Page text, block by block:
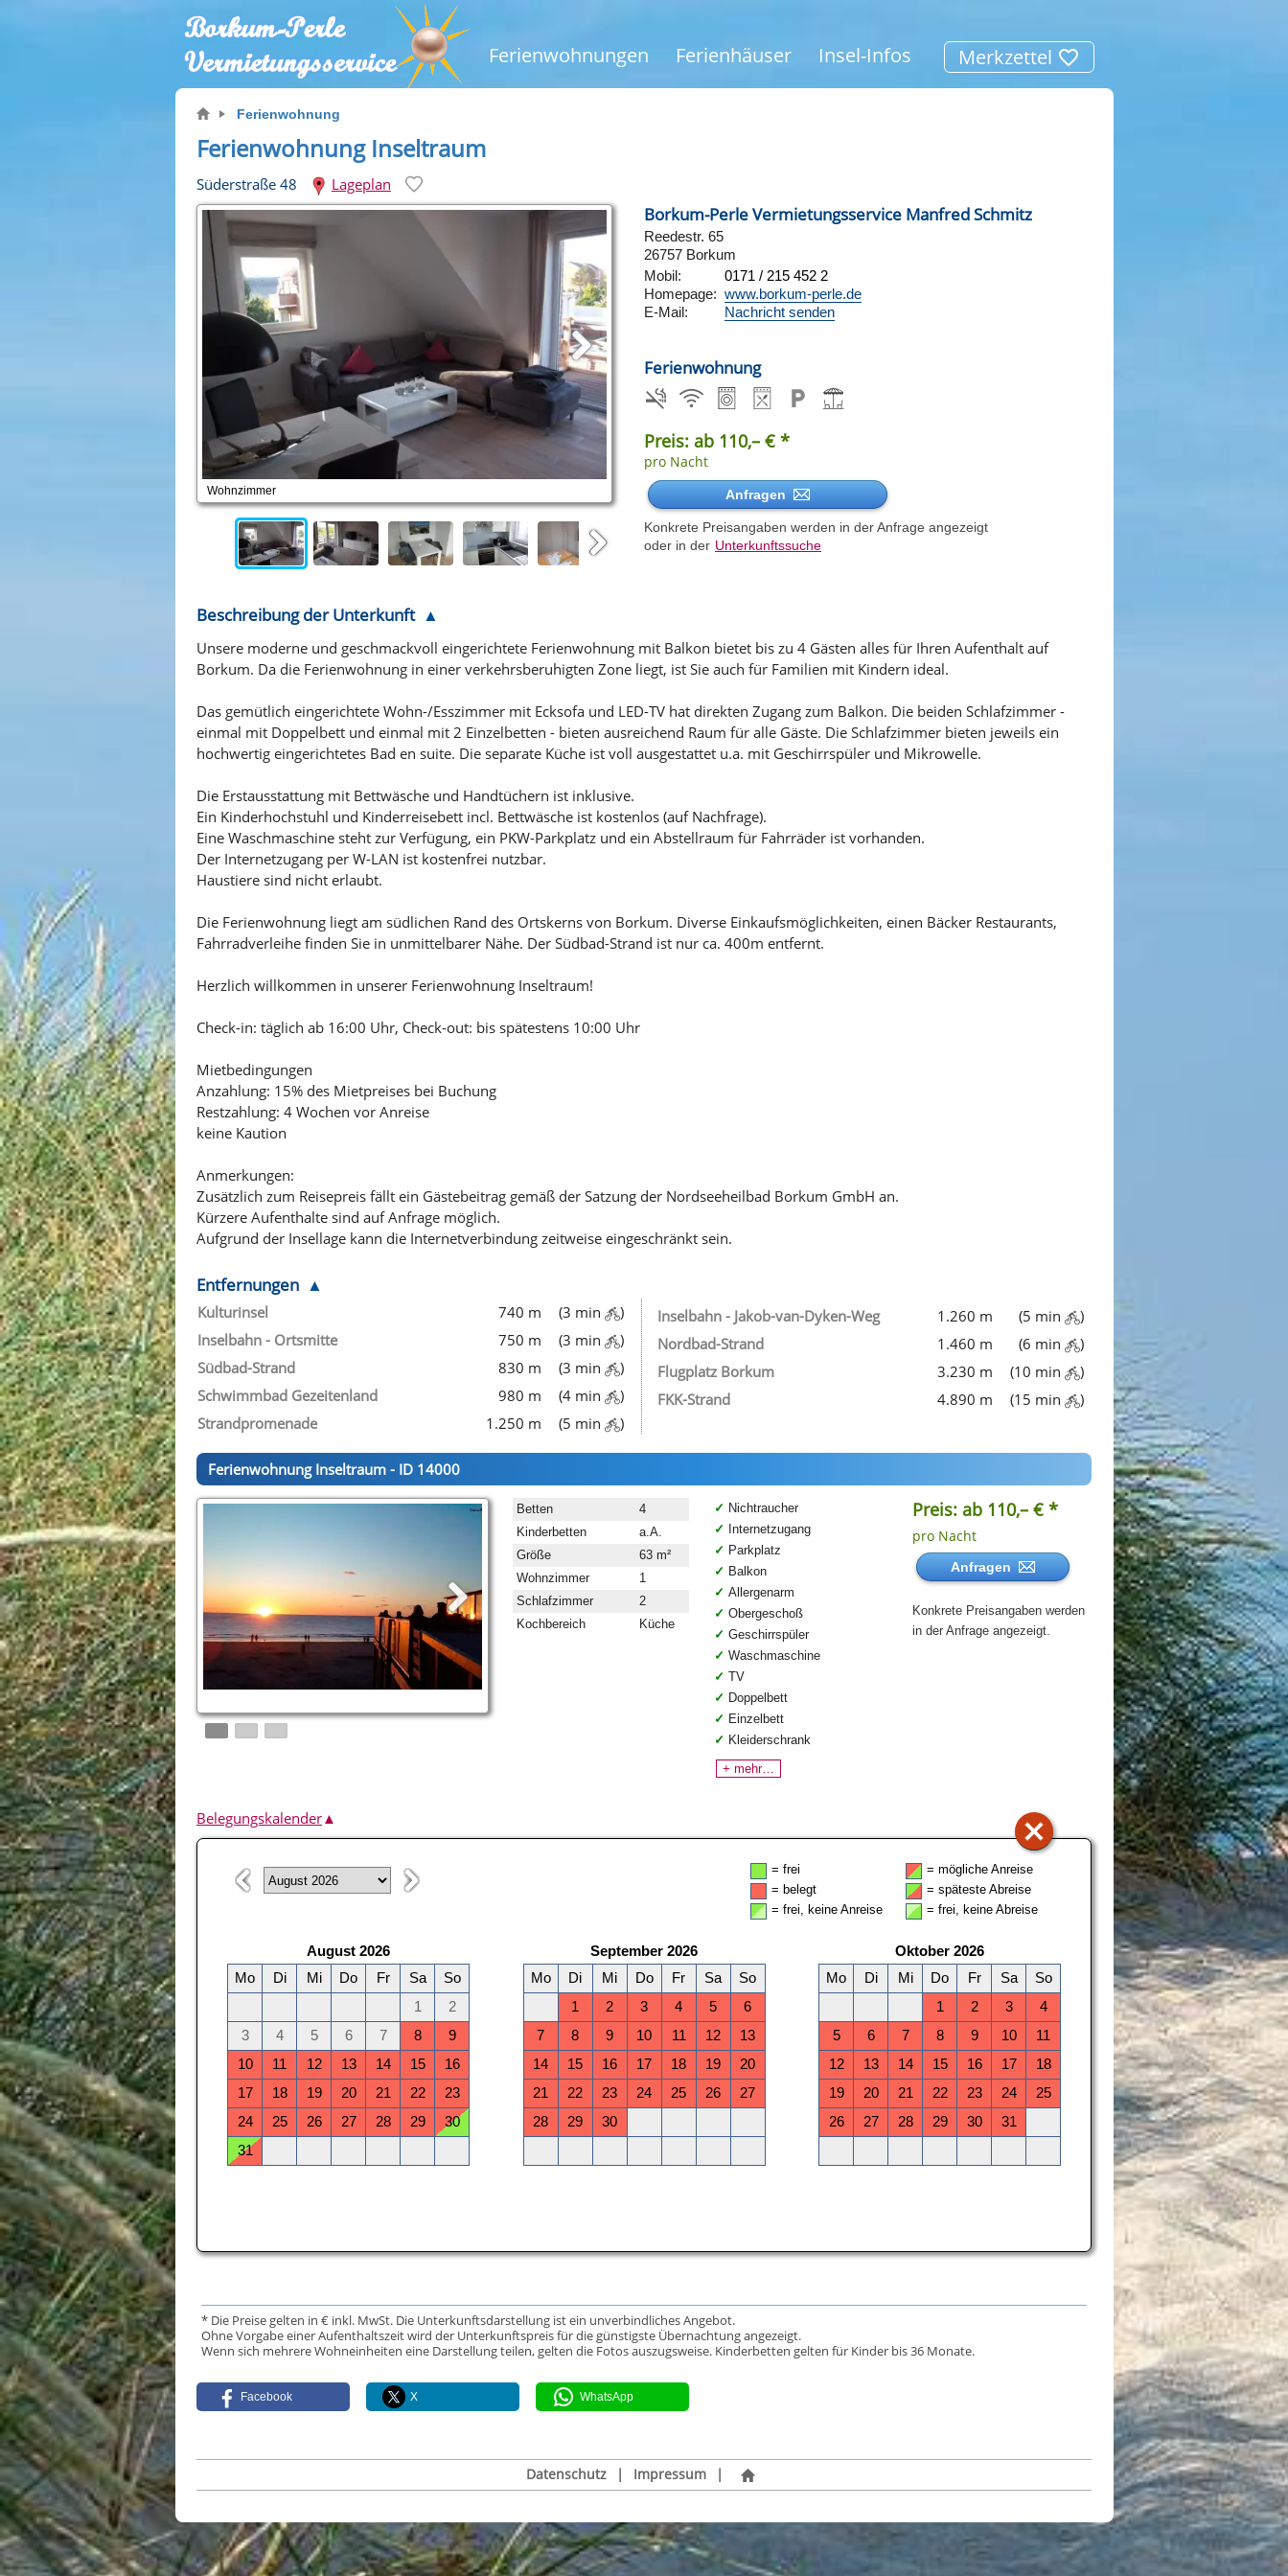
Ferienwohnungen Ferienhäuser Insel-Infos Merkzettel
Ferienwohnung
Ferienwohnung Inseltraum
Süderstraße 48 Lageplan
Wohnzimmer
Borkum-Perle Vermietungsservice Manfred Schmitz
Reedestr. 65
26757 Borkum
Mobil:
0171 / 215 452 2
Homepage: www.borkum-perle.de
E-Mail:
Nachricht senden
Ferienwohnung
Preis: ab 110,– € *
pro Nacht
Anfragen
Konkrete Preisangaben werden in der Anfrage angezeigt
oder in der Unterkunftssuche
Beschreibung der Unterkunft
Unsere moderne und geschmackvoll eingerichtete Ferienwohnung mit Balkon bietet bis zu 4 Gästen alles für Ihren Aufenthalt auf
Borkum. Da die Ferienwohnung in einer verkehrsberuhigten Zone liegt, ist Sie auch für Familien mit Kindern ideal.
Das gemütlich eingerichtete Wohn-/Esszimmer mit Ecksofa und LED-TV hat direkten Zugang zum Balkon. Die beiden Schlafzimmer -
einmal mit Doppelbett und einmal mit 2 Einzelbetten - bieten ausreichend Raum für alle Gäste. Die Schlafzimmer bieten jeweils ein
hochwertig eingerichtetes Bad en suite. Die separate Küche ist voll ausgestattet u.a. mit Geschirrspüler und Mikrowelle.
Die Erstausstattung mit Bettwäsche und Handtüchern ist inklusive.
Ein Kinderhochstuhl und Kinderreisebett incl. Bettwäsche ist kostenlos (auf Nachfrage).
Eine Waschmaschine steht zur Verfügung, ein PKW-Parkplatz und ein Abstellraum für Fahrräder ist vorhanden.
Der Internetzugang per W-LAN ist kostenfrei nutzbar.
Haustiere sind nicht erlaubt.
Die Ferienwohnung liegt am südlichen Rand des Ortskerns von Borkum. Diverse Einkaufsmöglichkeiten, einen Bäcker Restaurants,
Fahrradverleihe finden Sie in unmittelbarer Nähe. Der Südbad-Strand ist nur ca. 400m entfernt.
Herzlich willkommen in unserer Ferienwohnung Inseltraum!
Check-in: täglich ab 16:00 Uhr, Check-out: bis spätestens 10:00 Uhr
Mietbedingungen
Anzahlung: 15% des Mietpreises bei Buchung
Restzahlung: 4 Wochen vor Anreise
keine Kaution
Anmerkungen:
Zusätzlich zum Reisepreis fällt ein Gästebeitrag gemäß der Satzung der Nordseeheilbad Borkum GmbH an.
Kürzere Aufenthalte sind auf Anfrage möglich.
Aufgrund der Insellage kann die Internetverbindung zeitweise eingeschränkt sein.
Entfernungen
Kulturinsel 740 m (3 min
)
Inselbahn - Ortsmitte
750 m (3 min
)
Südbad-Strand
830 m (3 min
)
Schwimmbad Gezeitenland
980 m (4 min
)
Strandpromenade
1.250 m (5 min )
Inselbahn - Jakob-van-Dyken-Weg 1.260 m (5 min
)
Nordbad-Strand
1.460 m (6 min
)
Flugplatz Borkum
3.230 m (10 min
)
FKK-Strand
4.890 m (15 min )
Ferienwohnung Inseltraum - ID 14000
Betten
4
Kinderbetten
a.A.
Größe
63 m²
Wohnzimmer
1
Schlafzimmer
2
Kochbereich
Küche
Nichtraucher
Internetzugang
Parkplatz
Balkon
Allergenarm
Obergeschoß
Geschirrspüler
Waschmaschine
TV
Doppelbett
Einzelbett
Kleiderschrank
+ mehr…
Preis: ab 110,– € *
pro Nacht
Anfragen
Konkrete Preisangaben werden
in der Anfrage angezeigt.
Belegungskalender▲
* Die Preise gelten in € inkl. MwSt. Die Unterkunftsdarstellung ist ein unverbindliches Angebot.
Ohne Vorgabe einer Aufenthaltszeit wird der Unterkunftspreis für die günstigste Übernachtung angezeigt.
Wenn sich mehrere Wohneinheiten eine Darstellung teilen, gelten die Fotos auszugsweise. Kinderbetten gelten für Kinder bis 36 Monate.
Facebook X WhatsApp
Datenschutz | Impressum |